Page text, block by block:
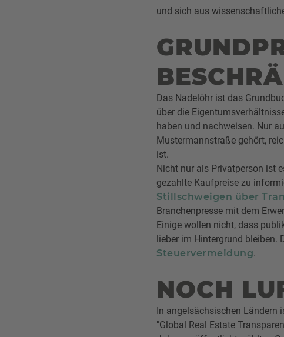
und sich aus
Das Nadelöhr ist das
über die
haben und nachweisen. Nur
Mustermannstraße gehört,
ist.
Nicht nur als Privatperson ist
gezahlte Kaufpreise zu
Stillschweigen über
Branchenpresse mit dem
Einige wollen nicht, dass
lieber im Hintergrund bleiben.
Steuervermeidung.
NOCH
In angelsächsischen Ländern
"Global Real Estate